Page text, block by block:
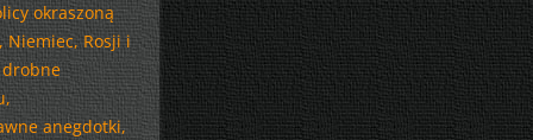
okraszoną
Niemiec, Rosji i
anegdotki,